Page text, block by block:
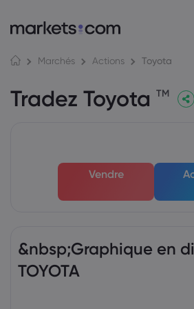
Marchés Actions Toyota
Tradez Toyota TM
Vendre
&nbsp;Graphique en
TOYOTA